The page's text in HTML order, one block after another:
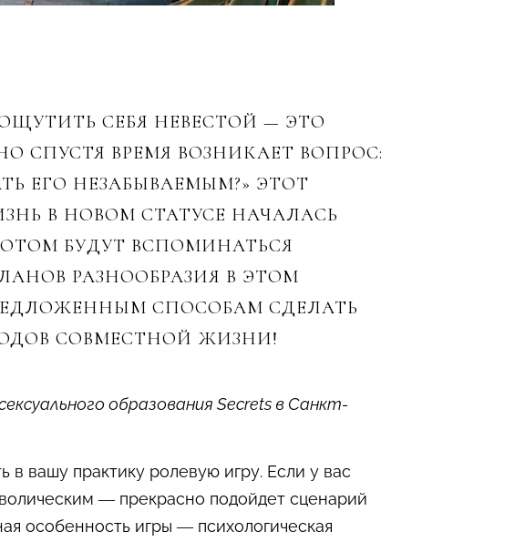
СЕБЯ НЕВЕСТОЙ — ЭТО
ВРЕМЯ ВОЗНИКАЕТ ВОПРОС:
ЕГО НЕЗАБЫВАЕМЫМ?» ЭТОТ
В НОВОМ СТАТУСЕ НАЧАЛАСЬ
БУДУТ ВСПОМИНАТЬСЯ
РАЗНООБРАЗИЯ В ЭТОМ
СПОСОБАМ СДЕЛАТЬ
СОВМЕСТНОЙ ЖИЗНИ!
образования Secrets в Санкт-
вашу практику ролевую игру. Если у вас
— прекрасно подойдет сценарий
особенность игры — психологическая